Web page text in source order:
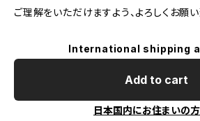
ご理解をいただけますよう、よろしくお願い
International shipping
Add to cart
日本国内にお住まいの